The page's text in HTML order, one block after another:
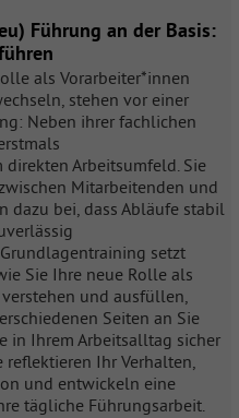
Führung an der Basis:
als Vorarbeiter*innen
stehen vor einer
Neben ihrer fachlichen
Arbeitsumfeld. Sie
Mitarbeitenden und
dazu bei, dass Abläufe stabil
setzt
Sie Ihre neue Rolle als
und ausfüllen,
Seiten an Sie
in Ihrem Arbeitsalltag sicher
reflektieren Ihr Verhalten,
und entwickeln eine
tägliche Führungsarbeit.